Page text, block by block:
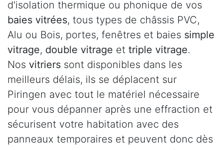
d'isolation thermique ou phonique de vos
baies vitrées, tous types de châssis PVC,
Alu ou Bois, portes, fenêtres et baies simple
vitrage, double vitrage et triple vitrage.
Nos vitriers sont disponibles dans les
meilleurs délais, ils se déplacent sur
Piringen avec tout le matériel nécessaire
pour vous dépanner après une effraction et
sécurisent votre habitation avec des
panneaux temporaires et peuvent donc dès